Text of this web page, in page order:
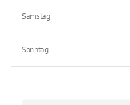
Samstag
Sonntag